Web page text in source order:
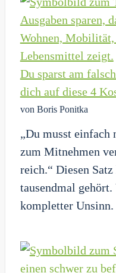
Du sparst am
dich auf diese 4
von Boris Ponitka
„Du musst einfach
zum Mitnehmen
reich.“ Diesen
tausendmal
kompletter